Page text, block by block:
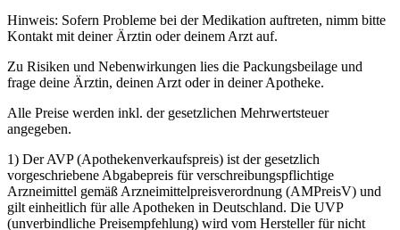
Hinweis: Sofern Probleme bei der Medikation auftreten, nimm bitte
Kontakt mit deiner Ärztin oder deinem Arzt auf.
Zu Risiken und Nebenwirkungen lies die Packungsbeilage und
frage deine Ärztin, deinen Arzt oder in deiner Apotheke.
Alle Preise werden inkl. der gesetzlichen Mehrwertsteuer
angegeben.
1) Der AVP (Apothekenverkaufspreis) ist der gesetzlich
vorgeschriebene Abgabepreis für verschreibungspflichtige
Arzneimittel gemäß Arzneimittelpreisverordnung (AMPreisV) und
gilt einheitlich für alle Apotheken in Deutschland. Die UVP
(unverbindliche Preisempfehlung) wird vom Hersteller für nicht